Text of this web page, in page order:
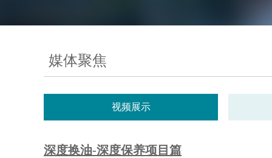
媒体聚焦
视频展示
深度换油-深度保养项目篇